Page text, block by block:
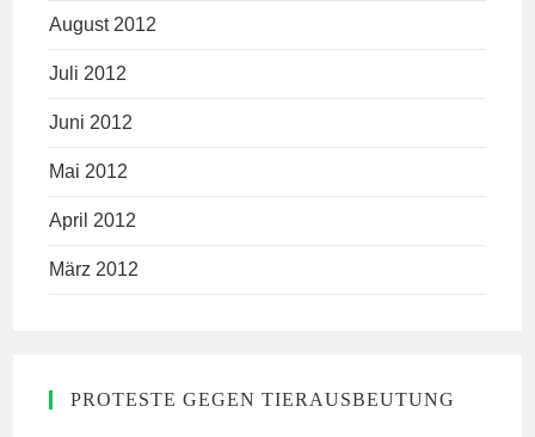
August 2012
Juli 2012
Juni 2012
Mai 2012
April 2012
März 2012
PROTESTE GEGEN TIERAUSBEUTUNG